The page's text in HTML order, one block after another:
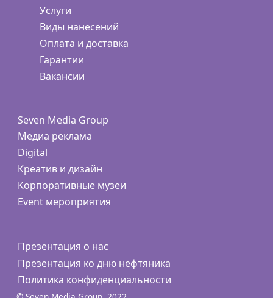
Услуги
Виды нанесений
Оплата и доставка
Гарантии
Вакансии
Seven Media Group
Медиа реклама
Digital
Креатив и дизайн
Корпоративные музеи
Event мероприятия
Презентация о нас
Презентация ко дню нефтяника
Политика конфиденциальности